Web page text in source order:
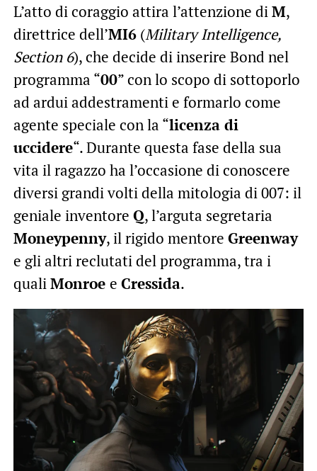
L’atto di coraggio attira l’attenzione diM,
direttrice dell’MI6(Military Intelligence,
Section 6), che decide di inserire Bond nel
programma “00” con lo scopo di sottoporlo
ad ardui addestramenti e formarlo come
agente speciale con la “licenza di
uccidere“. Durante questa fase della sua
vita il ragazzo ha l’occasione di conoscere
diversi grandi volti della mitologia di 007: il
geniale inventore Q, l’arguta segretaria
Moneypenny, il rigido mentore Greenway
e gli altri reclutati del programma, tra i
qualiMonroe e Cressida.